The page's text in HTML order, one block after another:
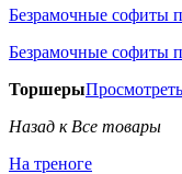
Безрамочные софиты
Безрамочные софиты
ТоршерыПросмотреть
Назад к Все товары
На треноге